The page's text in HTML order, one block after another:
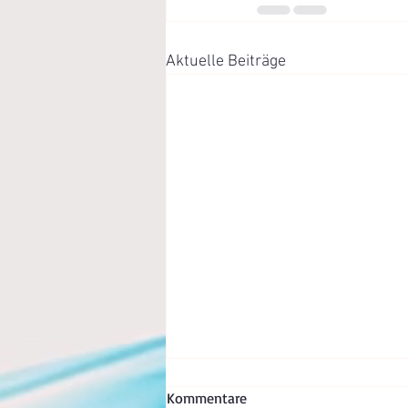
Aktuelle Beiträge
Was ist Prolaktin? Was
Kommentare